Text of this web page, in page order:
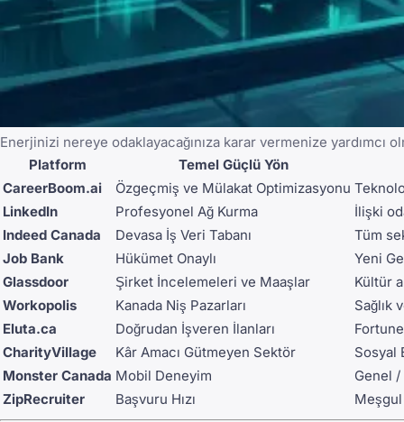
Enerjinizi nereye odaklayacağınıza karar vermenize yardımcı
Platform
Temel Güçlü Yön
CareerBoom.ai
Özgeçmiş ve Mülakat Optimizasyonu
LinkedIn
Profesyonel Ağ Kurma
İlişki
Indeed Canada
Devasa İş Veri Tabanı
Tüm
Job Bank
Hükümet Onaylı
Yeni
Glassdoor
Şirket İncelemeleri ve Maaşlar
Kültür
Workopolis
Kanada Niş Pazarları
Sağlık
Eluta.ca
Doğrudan İşveren İlanları
CharityVillage
Kâr Amacı Gütmeyen Sektör
Sosyal
Monster Canada Mobil Deneyim
Genel
ZipRecruiter
Başvuru Hızı